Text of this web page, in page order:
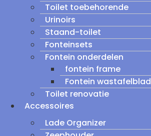
Toilet toebehorende
Urinoirs
Staand-toilet
Fonteinsets
Fontein onderdelen
fontein frame
Fontein wastafelblad
Toilet renovatie
Accessoires
Lade Organizer